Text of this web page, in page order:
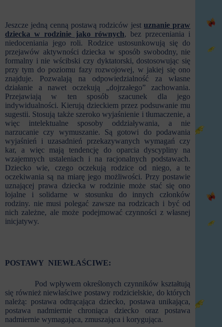
Jeszcze jedną cenną postawą rodziców jestuznanie praw
dziecka w rodzinie jako równych, bez przeceniania i
niedoceniania jego roli. Rodzice ustosunkowują się do
przejawów aktywności dziecka w sposób swobodny, nie
formalny i nie wścibski czy dyktatorski, dostosowując się
przy tym do poziomu fazy rozwojowej, w jakiej się ono
znajduje. Pozwalają na odpowiedzialność za własne
działanie a nawet oczekują „dojrzałego” zachowania.
Przejawiają w ten sposób szacunek dla jego
indywidualności. Kierują dzieckiem przez podsuwanie mu
sugestii. Stosują także szeroko wyjaśnienie i tłumaczenie, a
więc intelektualne sposoby oddziaływania, a nie
narzucanie czy wymuszanie. Są gotowi do podawania
wyjaśnień i uzasadnień przekazywanych wymagań czy
kar, a więc mają tendencję do oparcia dyscypliny na
wzajemnych ustaleniach i na racjonalnych podstawach.
Dziecko wie, czego oczekują rodzice od niego, a te
oczekiwania są na miarę jego możliwości. Przy postawie
uznającej prawa dziecka w rodzinie może stać się ono
lojalne i solidarne w stosunku do innych członków
rodziny. nie musi polegać zawsze na rodzicach i być od
nich zależne, ale może podejmować czynności z własnej
inicjatywy.
POSTAWY NIEWŁAŚCIWE:
Pod wpływem określonych czynników kształtują
się również niewłaściwe postawy rodzicielskie, do których
należą: postawa odtrącająca dziecko, postawa unikająca,
postawa nadmiernie chroniąca dziecko oraz postawa
nadmiernie wymagająca, zmuszająca i korygująca.